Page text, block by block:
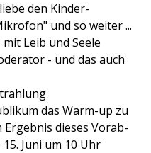
den Kinder-
und so weiter ...
Leib und Seele
- und das auch
das Warm-up zu
Ergebnis dieses Vorab-
Juni um 10 Uhr